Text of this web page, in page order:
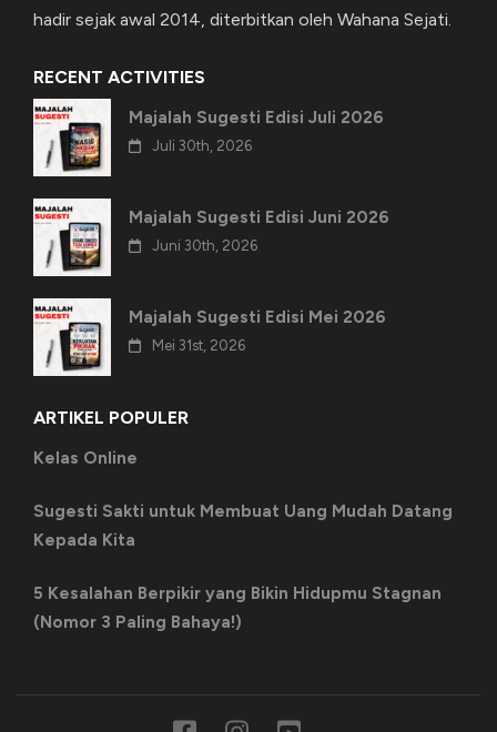
hadir sejak awal 2014, diterbitkan oleh Wahana Sejati.
RECENT ACTIVITIES
Majalah Sugesti Edisi Juli 2026
Juli 30th, 2026
Majalah Sugesti Edisi Juni 2026
Juni 30th, 2026
Majalah Sugesti Edisi Mei 2026
Mei 31st, 2026
ARTIKEL POPULER
Kelas Online
Sugesti Sakti untuk Membuat Uang Mudah Datang
Kepada Kita
5 Kesalahan Berpikir yang Bikin Hidupmu Stagnan
(Nomor 3 Paling Bahaya!)